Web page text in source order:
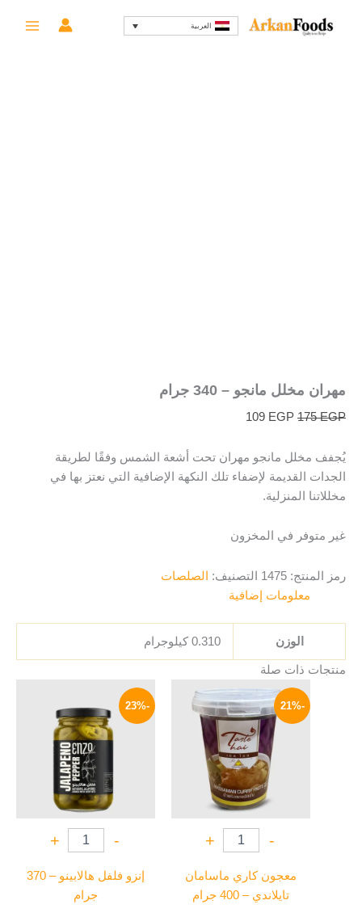
العربية
مهران مخلل مانجو – 340 جرام
175EGP
الأصلي
109 EGP
الحالي
يُجفف مخلل مانجو مهران تحت أشعة الشمس وفقًا لطريقة
الجدات القديمة لإضفاء تلك النكهة الإضافية التي نعتز بها في
مخللاتنا المنزلية.
غير متوفر في المخزون
رمز المنتج: 1475 التصنيف:
الصلصات
معلومات إضافية
الوزن 0.310 كيلوجرام
منتجات ذات صلة
-21%
-
+
معجون كاري ماسامان
تايلاندي – 400 جرام
الأصلي
هو:
265 EGP.
الحالي
هو:
209 EGP.
-23%
-
+
إنزو فلفل هالابينو – 370
جرام
هو:
65 EGP.
هو:
50 EGP.